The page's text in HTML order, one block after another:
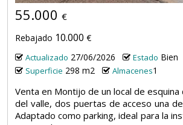
55.000 €
Rebajado 10.000 €
Actualizado 27/06/2026 Estado Bien
Superficie 298 m2 Almacenes1
Venta en Montijo de un local de esquina
del valle, dos puertas de acceso una
Adaptado como parking, ideal para la